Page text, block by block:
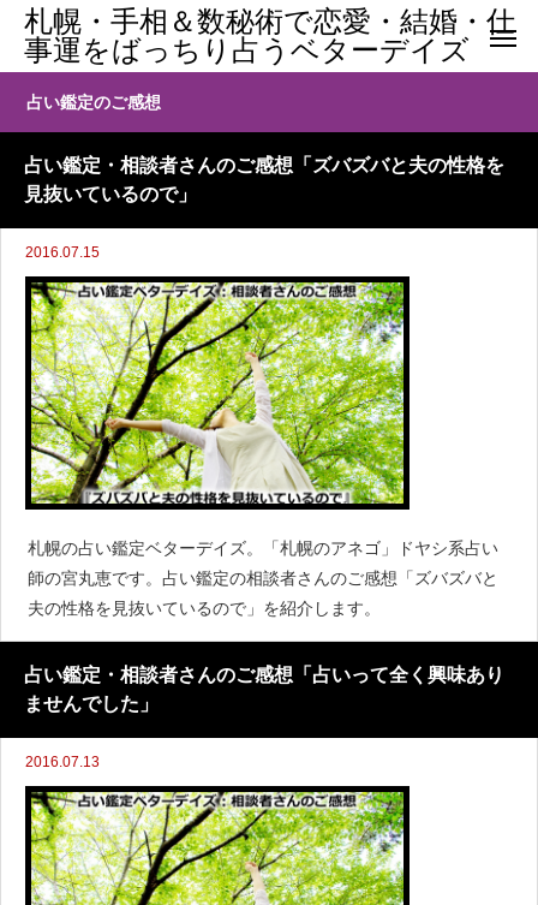
札幌・手相＆数秘術で恋愛・結婚・仕
事運をばっちり占うベターデイズ
占い鑑定のご感想
占い鑑定・相談者さんのご感想「ズバズバと夫の性格を
見抜いているので」
2016.07.15
札幌の占い鑑定ベターデイズ。「札幌のアネゴ」ドヤシ系占い
師の宮丸恵です。占い鑑定の相談者さんのご感想「ズバズバと
夫の性格を見抜いているので」を紹介します。
占い鑑定・相談者さんのご感想「占いって全く興味あり
ませんでした」
2016.07.13